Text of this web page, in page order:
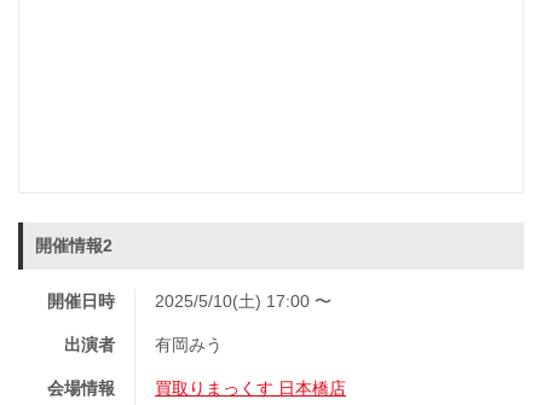
開催情報2
開催日時 2025/5/10(土) 17:00 〜
出演者 有岡みう
会場情報 買取りまっくす 日本橋店